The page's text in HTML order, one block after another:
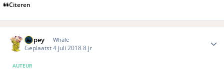
Citeren
Dopey Whale
Geplaatst4 juli 20188 jr
AUTEUR